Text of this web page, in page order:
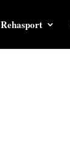
Rehasport